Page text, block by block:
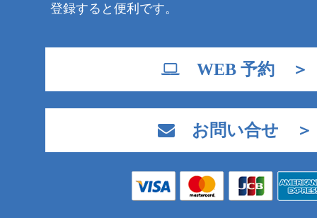
登録すると便利です。
WEB 予約 ＞
お問い合せ ＞